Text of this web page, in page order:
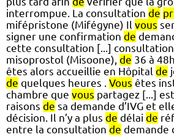
interrompue. La consultation de
mifépristone (Mifégyne) Il vous
signer une confirmation de
cette consultation [...] consultation
misoprostol (Misoone), de 36 à
êtes alors accueillie en Hôpital de
de quelques heures . Vous êtes
chambre que vous partagez [...]
raisons de sa demande d’IVG et
décision. Il n’y a plus de délai de
entre la consultation de demande